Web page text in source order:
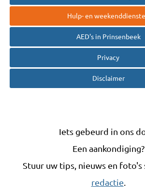
Hulp- en
AED's in Prinsenbeek
Privacy
Disclaimer
Iets gebeurd in ons
Een aankondiging?
Stuur uw tips, nieuws en foto's
redactie